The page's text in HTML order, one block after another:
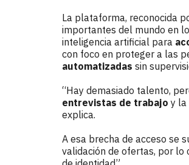
La plataforma, reconocida
importantes del mundo en
inteligencia artificial para
con foco en proteger a las
automatizadas sin
“Hay demasiado talento,
entrevistas de trabajo y la
explica.
A esa brecha de acceso se
validación de ofertas, por lo